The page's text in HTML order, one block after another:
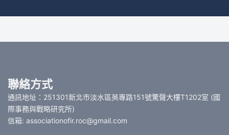
聯絡方式
通訊地址：251301新北市淡水區英專路151號驚聲大樓T1202室 (國
際事務與戰略研究所)
信箱: associationofir.roc@gmail.com